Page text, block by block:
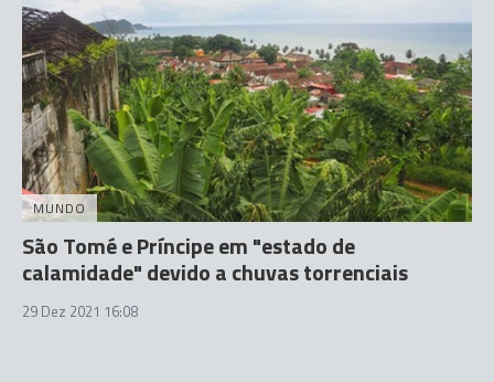
MUNDO
São Tomé e Príncipe em "estado de
calamidade" devido a chuvas torrenciais
29 Dez 2021 16:08